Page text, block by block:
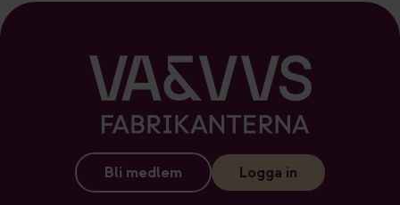
Bli medlem Logga in